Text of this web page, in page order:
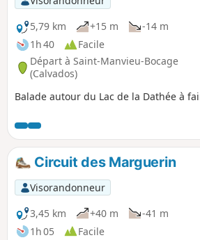
5,79 km
+15 m
-14 m
1h 40
Facile
Départ à Saint-Manvieu-Bocage
(Calvados)
Balade autour du Lac de la Dathée à
Circuit des Marguerin
Visorandonneur
3,45 km
+40 m
-41 m
1h 05
Facile